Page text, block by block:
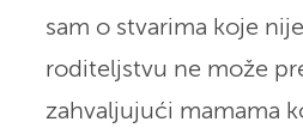
sam o stvarima koje
roditeljstvu ne može
zahvaljujući mamama